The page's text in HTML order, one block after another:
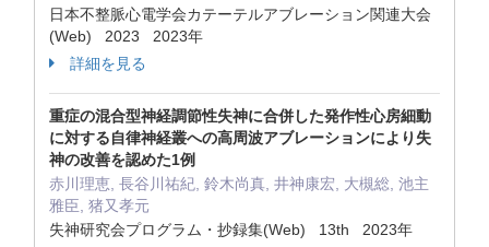
日本不整脈心電学会カテーテルアブレーション関連大会
(Web) 2023 2023年
詳細を見る
重症の混合型神経調節性失神に合併した発作性心房細動
に対する自律神経叢への高周波アブレーションにより失
神の改善を認めた1例
赤川理恵, 長谷川祐紀, 鈴木尚真, 井神康宏, 大槻総, 池主
雅臣, 猪又孝元
失神研究会プログラム・抄録集(Web) 13th 2023年